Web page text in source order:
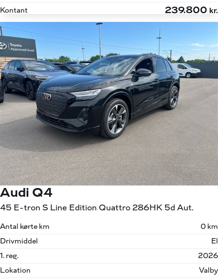
Kontant
239.800 kr.
Audi Q4
45 E-tron S Line Edition Quattro 286HK 5d Aut.
Antal kørte km
0 km
Drivmiddel
El
1. reg.
2026
Lokation
Valby